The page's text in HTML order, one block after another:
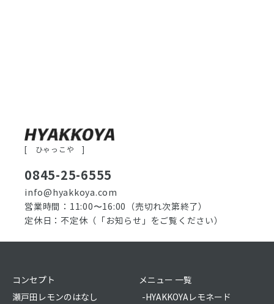
[ ひゃっこや ]
0845-25-6555
info@hyakkoya.com
営業時間：11:00〜16:00
（売切れ次第終了）
定休日：不定休（「お知らせ」をご覧ください）
コンセプト
瀬戸田レモンのはなし
メニュー 一覧
-HYAKKOYAレモネード